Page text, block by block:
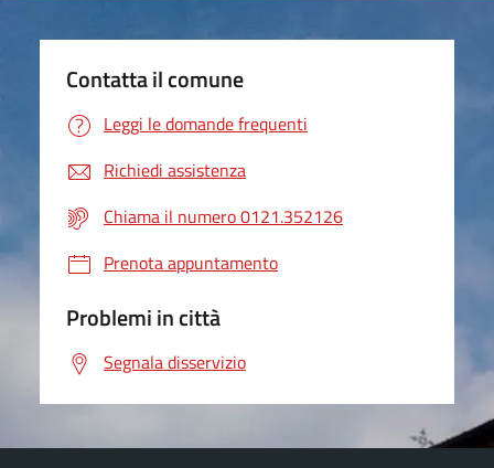
Contatta il comune
Leggi le domande frequenti
Richiedi assistenza
Chiama il numero 0121.352126
Prenota appuntamento
Problemi in città
Segnala disservizio